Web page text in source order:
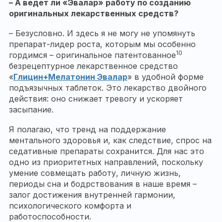
– А ведет ли «Эвалар» работу по созданию
оригинальных лекарственных средств?
– Безусловно. И здесь я не могу не упомянуть
препарат-лидер роста, которым мы особенно
гордимся – оригинальное патентованное10
безрецептурное лекарственное средство
«Глицин+Мелатонин Эвалар» в удобной форме
подъязычных таблеток. Это лекарство двойного
действия: оно снижает тревогу и ускоряет
засыпание.
Я полагаю, что тренд на поддержание
ментального здоровья и, как следствие, спрос на
седативные препараты сохранится. Для нас это
одно из приоритетных направлений, поскольку
умение совмещать работу, личную жизнь,
периоды сна и бодрствования в наше время –
залог достижения внутренней гармонии,
психологического комфорта и
работоспособности.